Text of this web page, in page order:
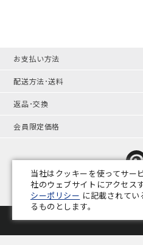
お支払い方法
配送方法･送料
返品･交換
会員限定価格
プライバシーポリシー 特定商取引法
当社はクッキーを使ってサー
社のウェブサイトにアクセス
シーポリシー に記載されて
るものとします。